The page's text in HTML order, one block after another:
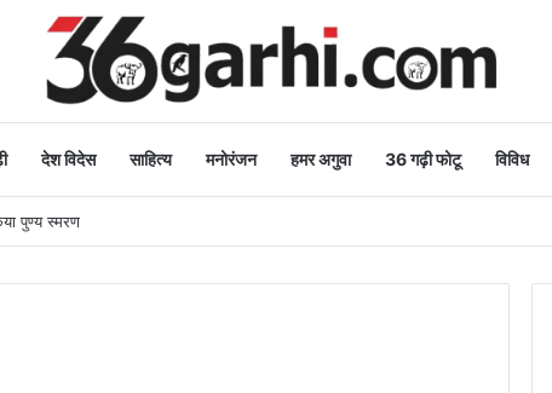
देश विदेस साहित्य मनोरंजन हमर अगुवा 36 गढ़ी फोटू विविध
पुण्य स्मरण